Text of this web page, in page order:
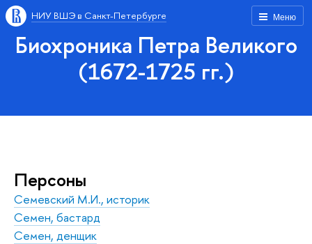
Меню
НИУ ВШЭ в Санкт-Петербурге
Биохроника Петра Великого
(1672-1725 гг.)
Персоны
Семевский М.И., историк
Семен, бастард
Семен, денщик